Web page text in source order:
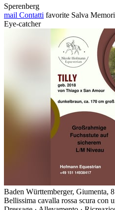
Sperenberg
mail Contatti favorite Salva
Eye-catcher
Baden Württemberger, Giumenta,
Bellissima cavalla rossa scura con